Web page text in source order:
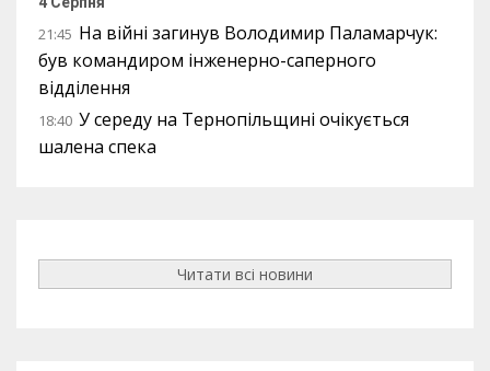
21:45 На війні загинув Володимир Паламарчук:
був командиром інженерно-саперного
відділення
18:40 У середу на Тернопільщині очікується
шалена спека
Читати всі новини